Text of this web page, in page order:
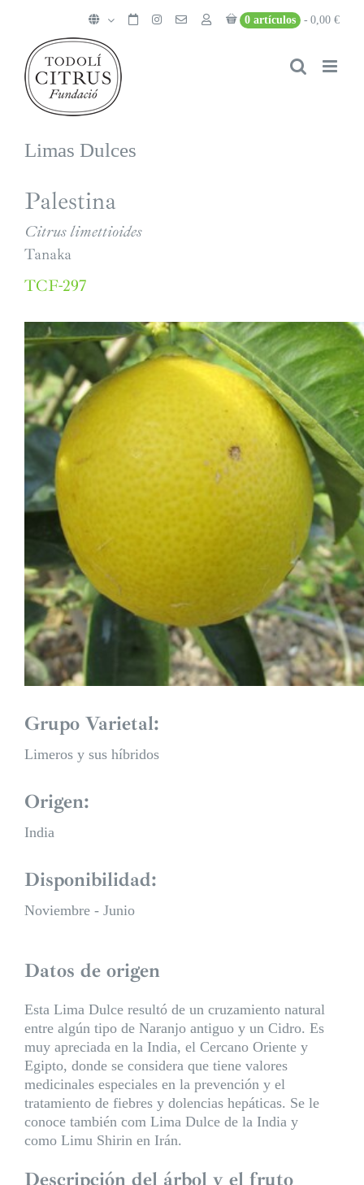
contenido
0 artículos 0,00 €
Limas Dulces
Palestina
Citrus limettioides
Tanaka
TCF-297
Grupo Varietal:
Limeros y sus híbridos
Origen:
India
Disponibilidad:
Noviembre - Junio
Datos de origen
Esta Lima Dulce resultó de un cruzamiento natural
entre algún tipo de Naranjo antiguo y un Cidro. Es
muy apreciada en la India, el Cercano Oriente y
Egipto, donde se considera que tiene valores
medicinales especiales en la prevención y el
tratamiento de fiebres y dolencias hepáticas. Se le
conoce también com Lima Dulce de la India y
como Limu Shirin en Irán.
Descripción del árbol y el fruto